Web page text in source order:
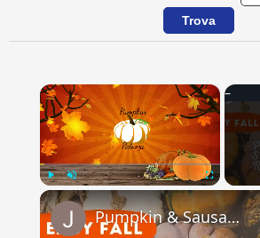
×
Play Unmute
Pumpkin & Sausage Rigitoni Bake // Pumpkin Palooza // Jeni Gough